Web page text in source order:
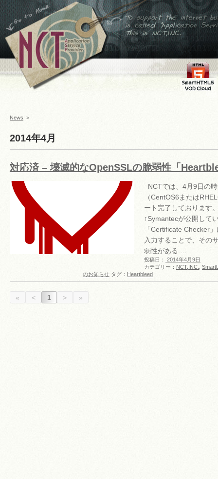
←ホームへ
To support the internet
business,is called
Application Service
Provider This is
NCT,INC.
VOD Cloud
News >
2014年4月
対応済 – 壊滅的なOpenSSLの脆弱性「
NCTでは、4月9日の
（CentOS6または
ート完了しております
↑Symantecが公開して
「Certificate Checker
入力することで、その
弱性がある …
投稿日：
2014年4月9日
カテゴリー： NCT,INC.
のお知らせ タグ： Heartbleed
« < 1 > »